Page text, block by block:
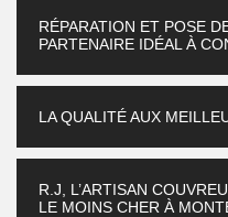
RÉPARATION ET POSE
PARTENAIRE IDÉAL À
LA QUALITÉ AUX
R.J, L’ARTISAN
LE MOINS CHER À